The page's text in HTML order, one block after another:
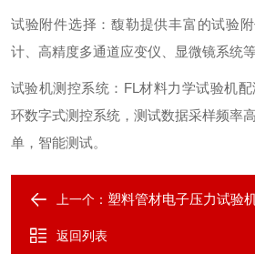
试验附件选择 ：馥勒提供丰富的试验
计、高精度多通道应变仪、显微镜系统
试验机测控系统 ： FL 材料力学试验机
环数字式测控系统，测试数据采样频率高
单，智能测试。
上一个： 塑料管材电子压力试验
返回列表